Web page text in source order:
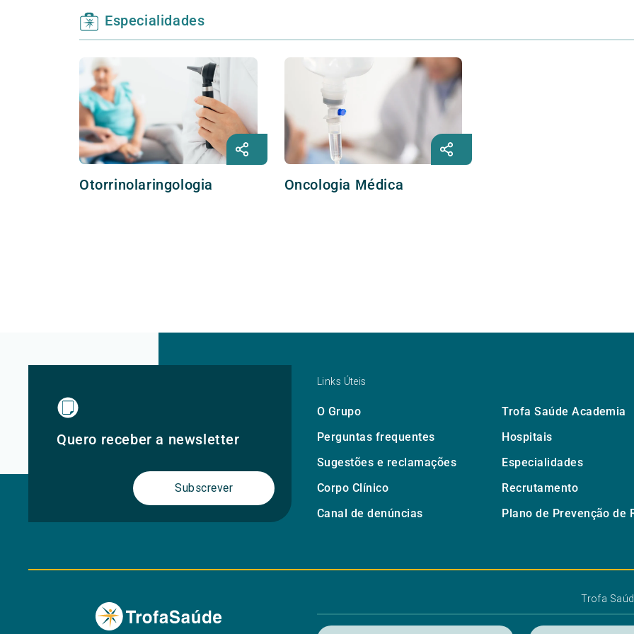
Especialidades
Otorrinolaringologia Oncologia Médica
Quero receber a newsletter
Subscrever
Links Úteis
O Grupo Trofa Saúde Academia
Perguntas frequentes
Hospitais
Sugestões e reclamações
Especialidades
Corpo Clínico
Recrutamento
Canal de denúncias
Plano de Prevenção de
Trofa